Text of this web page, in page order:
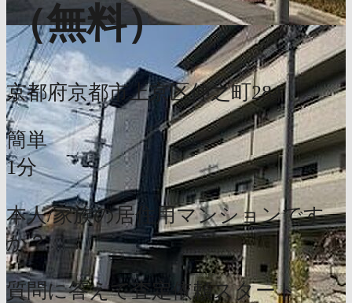
（無料）
京都府京都市上京区仲之町284
簡単
1分
本人/家族の居住用マンションです
か？
質問に答えて査定依頼スタート